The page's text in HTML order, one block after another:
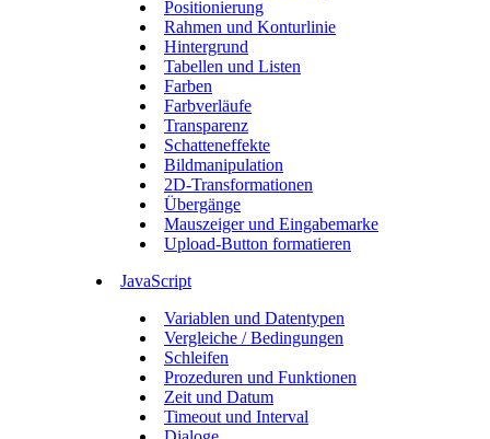
Positionierung
Rahmen und Konturlinie
Hintergrund
Tabellen und Listen
Farben
Farbverläufe
Transparenz
Schatteneffekte
Bildmanipulation
2D-Transformationen
Übergänge
Mauszeiger und Eingabemarke
Upload-Button formatieren
JavaScript
Variablen und Datentypen
Vergleiche / Bedingungen
Schleifen
Prozeduren und Funktionen
Zeit und Datum
Timeout und Interval